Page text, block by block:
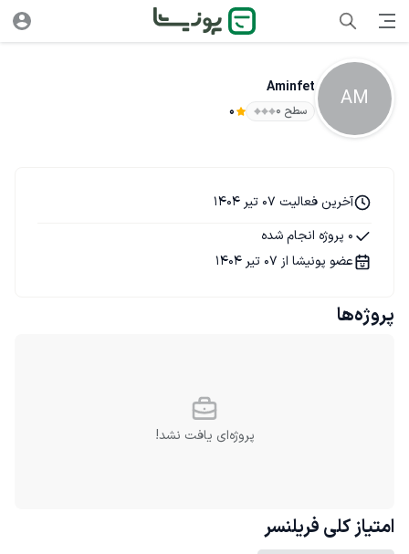
AM
Aminfet
سطح ۰ 0
آخرین فعالیت 07 تیر 1404
0 پروژه انجام شده
عضو پونیشا از 07 تیر 1404
پروژه‌ها
پروژه‌ای یافت نشد!
امتیاز کلی فریلنسر